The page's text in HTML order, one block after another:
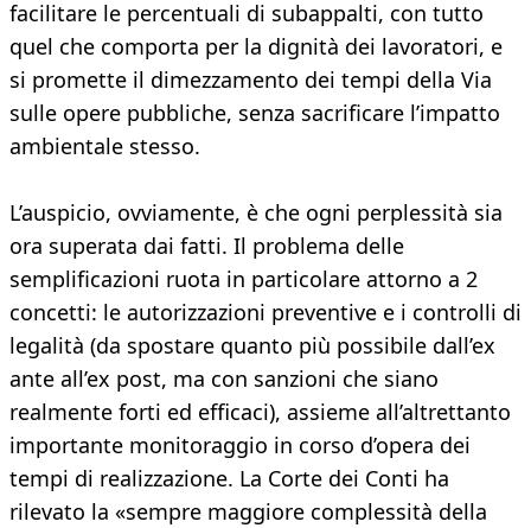
facilitare le percentuali di subappalti, con tutto
quel che comporta per la dignità dei lavoratori, e
si promette il dimezzamento dei tempi della Via
sulle opere pubbliche, senza sacrificare l’impatto
ambientale stesso.
L’auspicio, ovviamente, è che ogni perplessità sia
ora superata dai fatti. Il problema delle
semplificazioni ruota in particolare attorno a 2
concetti: le autorizzazioni preventive e i controlli di
legalità (da spostare quanto più possibile dall’ex
ante all’ex post, ma con sanzioni che siano
realmente forti ed efficaci), assieme all’altrettanto
importante monitoraggio in corso d’opera dei
tempi di realizzazione. La Corte dei Conti ha
rilevato la «sempre maggiore complessità della